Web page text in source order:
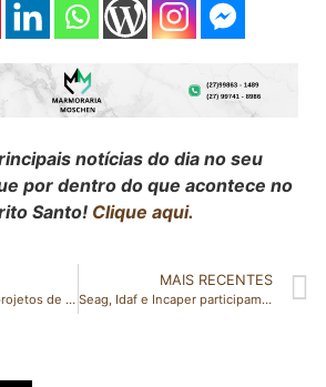
notícias do dia no seu
por dentro do que acontece no
Santo! Clique aqui.
Bandes apresenta projetos de sustentabilidade ambiental
MAIS RECENTES
Seag, Idaf e Incaper participam do TecnoAgro em Linhares